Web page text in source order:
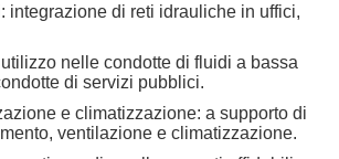
integrazione di reti idrauliche in uffici,
nelle condotte di fluidi a bassa
di servizi pubblici.
e climatizzazione: a supporto di
ventilazione e climatizzazione.